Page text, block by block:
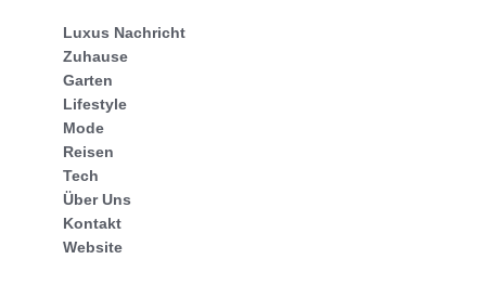
Luxus Nachricht
Zuhause
Garten
Lifestyle
Mode
Reisen
Tech
Über Uns
Kontakt
Website